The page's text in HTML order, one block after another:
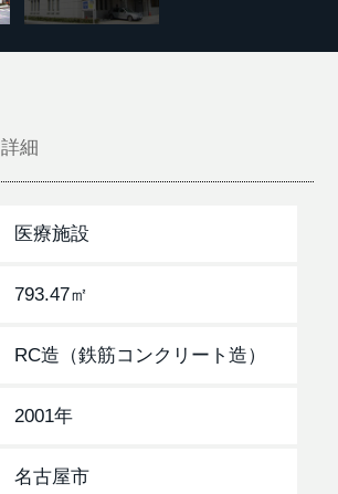
詳細
医療施設
793.47㎡
RC造（鉄筋コンクリート造）
2001年
名古屋市